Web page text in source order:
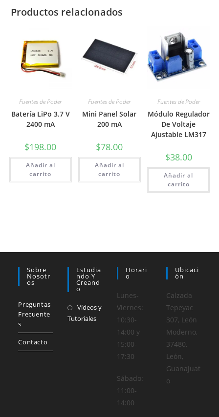
Productos relacionados
Fuentes de Poder
Batería LiPo 3.7 V
2400 mA
$198.00
Añadir al
carrito
Fuentes de Poder
Mini Panel Solar
200 mA
$78.00
Añadir al
carrito
Fuentes de Poder
Módulo Regulador
De Voltaje
Ajustable LM317
$38.00
Añadir al
carrito
Sobre
Nosotr
Os
Preguntas
Frecuente
s
Contacto
Estudia
Ndo Y
Creand
O
Vídeos y
Tutoriales
Horari
O
Lunes-
Viernes:
10:30-
14:00 y
15:00-
17:30
Sábado:
11:00-
14:00
Ubicaci
Ón
Calzada
Tepeyac
307, León
Moderno,
37480,
León,
Guanajuat
o